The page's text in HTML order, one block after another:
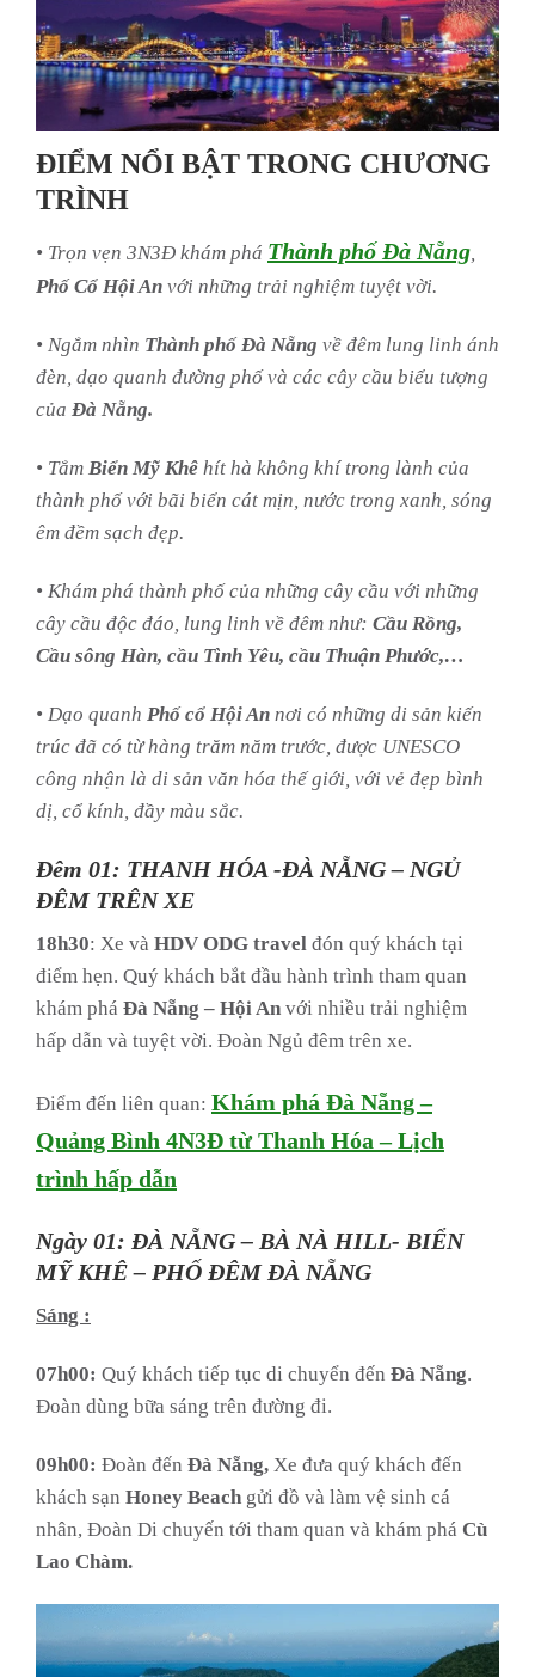
ĐIỂM NỔI BẬT TRONG CHƯƠNG
TRÌNH
• Trọn vẹn 3N3Đ khám phá Thành phố Đà Nẵng
Phố Cổ Hội An với những trải nghiệm tuyệt vời.
• Ngắm nhìn Thành phố Đà Nẵng về đêm lung linh ánh
đèn, dạo quanh đường phố và các cây cầu biểu tượng
của Đà Nẵng.
• Tắm Biển Mỹ Khê hít hà không khí trong lành của
thành phố với bãi biển cát mịn, nước trong xanh, sóng
êm đềm sạch đẹp.
• Khám phá thành phố của những cây cầu với những
cây cầu độc đáo, lung linh về đêm như: Cầu Rồng,
Cầu sông Hàn, cầu Tình Yêu, cầu Thuận Phước,…
• Dạo quanh Phố cổ Hội An nơi có những di sản kiến
trúc đã có từ hàng trăm năm trước, được UNESCO
công nhận là di sản văn hóa thế giới, với vẻ đẹp bình
dị, cổ kính, đầy màu sắc.
Đêm 01: THANH HÓA -ĐÀ NẴNG – NGỦ
ĐÊM TRÊN XE
18h30: Xe và HDV ODG travel đón quý khách tại
điểm hẹn. Quý khách bắt đầu hành trình tham quan
khám phá Đà Nẵng – Hội An với nhiều trải nghiệm
hấp dẫn và tuyệt vời. Đoàn Ngủ đêm trên xe.
Điểm đến liên quan: Khám phá Đà Nẵng –
Quảng Bình 4N3Đ từ Thanh Hóa – Lịch
trình hấp dẫn
Ngày 01: ĐÀ NẴNG – BÀ NÀ HILL- BIỂN
MỸ KHÊ – PHỐ ĐÊM ĐÀ NẴNG
Sáng :
07h00: Quý khách tiếp tục di chuyển đến Đà Nẵng.
Đoàn dùng bữa sáng trên đường đi.
09h00: Đoàn đến Đà Nẵng, Xe đưa quý khách đến
khách sạn Honey Beach gửi đồ và làm vệ sinh cá
nhân, Đoàn Di chuyến tới tham quan và khám phá Cù
Lao Chàm.